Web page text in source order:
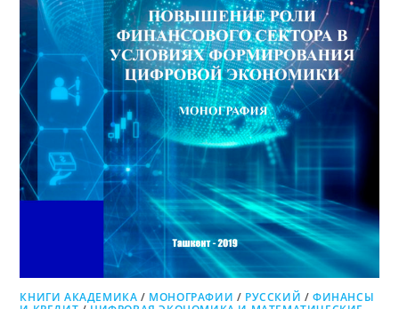
КНИГИ АКАДЕМИКА / МОНОГРАФИИ / РУССКИЙ /ФИНАНСЫ